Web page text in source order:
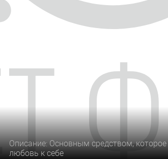
Описание: Основным средством,
любовь к себе